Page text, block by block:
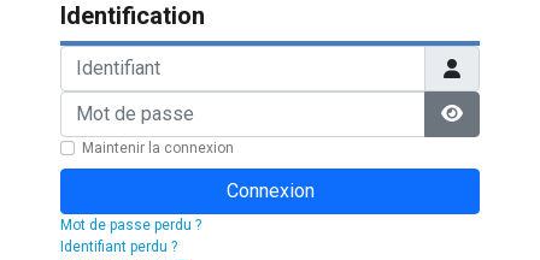
Identification
Identifiant
Mot de passe
Afficher
Maintenir la connexion
Connexion
Mot de passe perdu ?
Identifiant perdu ?